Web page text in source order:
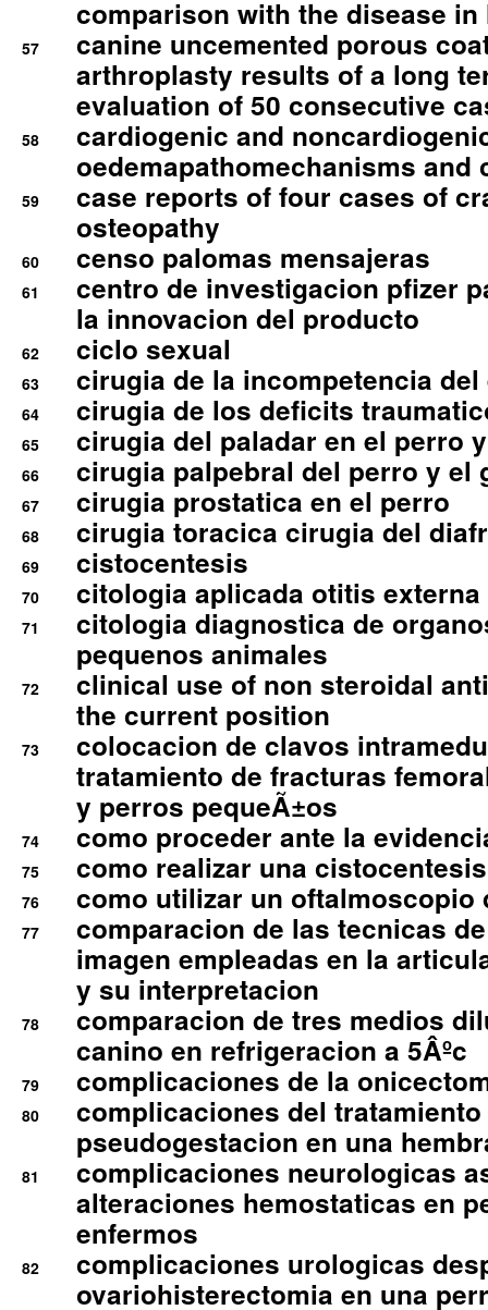
comparison with the disease in
57
canine uncemented porous
arthroplasty results of a long
evaluation of 50 consecutive
58
cardiogenic and
oedemapathomechanisms and
59
case reports of four cases of
osteopathy
60 censo palomas mensajeras
61
centro de investigacion pfizer
la innovacion del producto
62 ciclo sexual
63 cirugia de la incompetencia
64 cirugia de los deficits
65 cirugia del paladar en el perro
66 cirugia palpebral del perro y el
67 cirugia prostatica en el perro
68 cirugia toracica cirugia del
69 cistocentesis
70 citologia aplicada otitis externa
71
citologia diagnostica de
pequenos animales
72
clinical use of non steroidal
the current position
73
colocacion de clavos
tratamiento de fracturas
y perros pequeÃ±os
74 como proceder ante la
75 como realizar una
76 como utilizar un oftalmoscopio
77
comparacion de las tecnicas
imagen empleadas en la
y su interpretacion
78
comparacion de tres medios
canino en refrigeracion a 5Âºc
79 complicaciones de la
80
complicaciones del
pseudogestacion en una
81
complicaciones neurologicas
alteraciones hemostaticas en
enfermos
82
complicaciones urologicas
ovariohisterectomia en una